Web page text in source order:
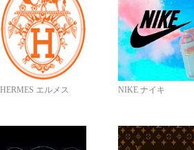
HERMES エルメス NIKE ナイキ